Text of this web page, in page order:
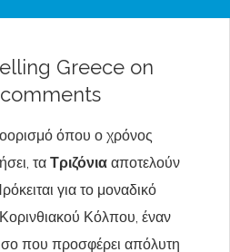
Greece on
όπου ο χρόνος
τα Τριζόνια αποτελούν
για το μοναδικό
Κόλπου, έναν
που προσφέρει απόλυτη